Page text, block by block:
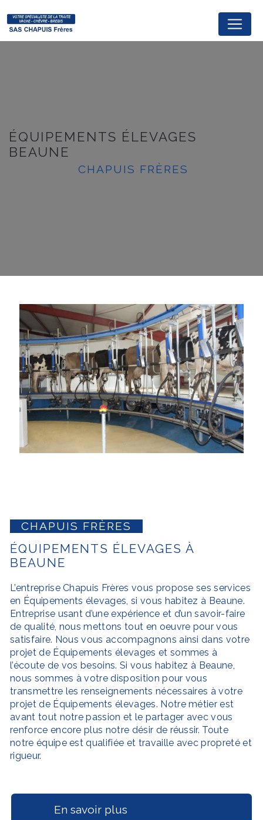
ÉQUIPEMENTS ÉLEVAGES
BEAUNE
CHAPUIS FRÈRES
CHAPUIS FRÈRES
ÉQUIPEMENTS ÉLEVAGES À
BEAUNE
L’entrepriseChapuis Frères vous propose ses services
en Équipements élevages, si vous habitez à Beaune.
Entreprise usant d’une expérience et d’un savoir-faire
de qualité, nous mettons tout en oeuvre pour vous
satisfaire. Nous vous accompagnons ainsi dans votre
projet de Équipements élevages et sommes à
l’écoute de vos besoins. Si vous habitez à Beaune,
nous sommes à votre disposition pour vous
transmettre les renseignements nécessaires à votre
projet de Équipements élevages. Notre métier est
avant tout notre passion et le partager avec vous
renforce encore plus notre désir de réussir. Toute
notre équipe est qualifiée et travaille avec propreté et
rigueur.
En savoir plus